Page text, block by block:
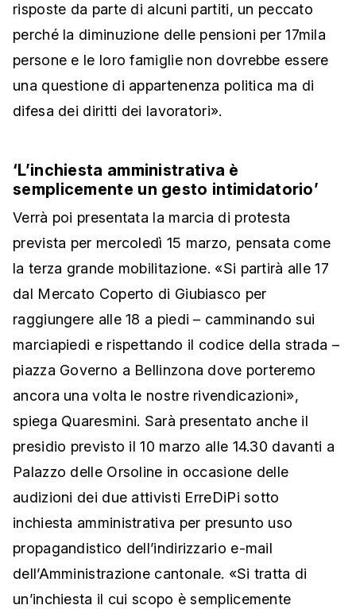
risposte da parte di alcuni partiti, un peccato
perché la diminuzione delle pensioni per 17mila
persone e le loro famiglie non dovrebbe essere
una questione di appartenenza politica ma di
difesa dei diritti dei lavoratori».
‘L’inchiesta amministrativa è
semplicemente un gesto intimidatorio’
Verrà poi presentata la marcia di protesta
prevista per mercoledì 15 marzo, pensata come
la terza grande mobilitazione. «Si partirà alle 17
dal Mercato Coperto di Giubiasco per
raggiungere alle 18 a piedi – camminando sui
marciapiedi e rispettando il codice della strada –
piazza Governo a Bellinzona dove porteremo
ancora una volta le nostre rivendicazioni»,
spiega Quaresmini. Sarà presentato anche il
presidio previsto il 10 marzo alle 14.30 davanti a
Palazzo delle Orsoline in occasione delle
audizioni dei due attivisti ErreDiPi sotto
inchiesta amministrativa per presunto uso
propagandistico dell’indirizzario e-mail
dell’Amministrazione cantonale. «Si tratta di
un’inchiesta il cui scopo è semplicemente